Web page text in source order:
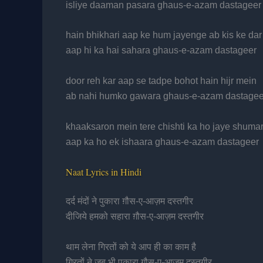
isliye daaman pasara ghaus-e-azam dastageer
hain bhikhari aap ke hum jayenge ab kis ke dar
aap hi ka hai sahara ghaus-e-azam dastageer
door reh kar aap se tadpe bohot hain hijr mein
ab nahi humko gawara ghaus-e-azam
khaaksaron mein tere chishti ka ho jaye shumar
aap ka ho ek ishaara ghaus-e-azam dastageer
Naat Lyrics in Hindi
दर्द मंदों ने पुकारा ग़ौस-ए-आज़म दस्तगीर
दीजिये हमको सहारा ग़ौस-ए-आज़म दस्तगीर
थाम लेना गिरतों को ये आप ही का काम है